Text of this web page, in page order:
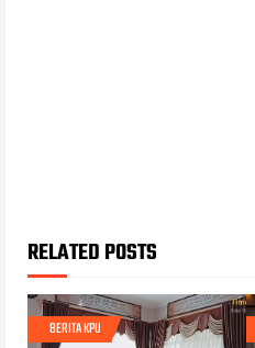
RELATED POSTS
BERITA KPU